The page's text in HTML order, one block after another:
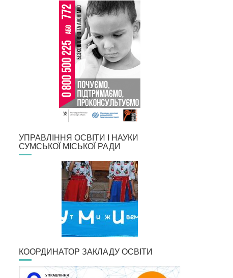
УПРАВЛІННЯ ОСВІТИ І НАУКИ
СУМСЬКОЇ МІСЬКОЇ РАДИ
КООРДИНАТОР ЗАКЛАДУ ОСВІТИ